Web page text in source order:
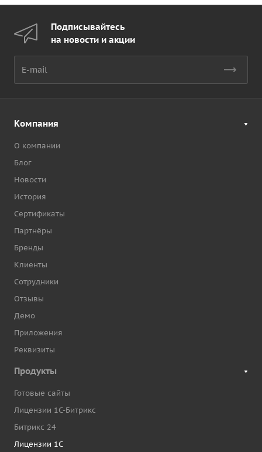
Подписывайтесь
на новости и акции
Компания
О компании
Блог
Новости
История
Сертификаты
Партнёры
Бренды
Клиенты
Сотрудники
Отзывы
Демо
Приложения
Реквизиты
Продукты
Готовые сайты
Лицензии 1С-Битрикс
Битрикс 24
Лицензии 1С